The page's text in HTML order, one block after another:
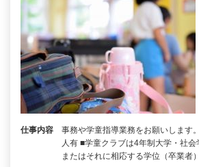
仕事内容
事務や学童指導業務をお願いします
人有 ■学童クラブは4年制大学・社会
またはそれに相応する学位（卒業者